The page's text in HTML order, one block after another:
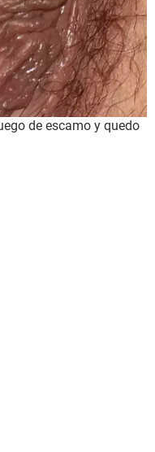
de escamo y quedo